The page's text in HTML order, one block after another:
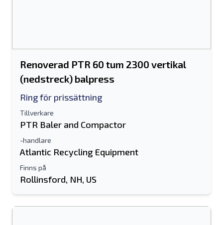
Renoverad PTR 60 tum 2300 vertikal
(nedstreck) balpress
Ring för prissättning
Tillverkare
PTR Baler and Compactor
-handlare
Atlantic Recycling Equipment
Finns på
Rollinsford, NH, US